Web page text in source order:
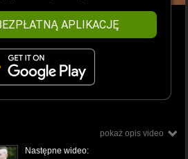
APLIKACJĘ
pokaż opis video
Następne wideo: